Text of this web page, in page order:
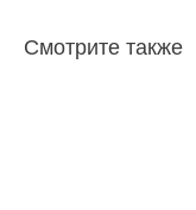
Смотрите также